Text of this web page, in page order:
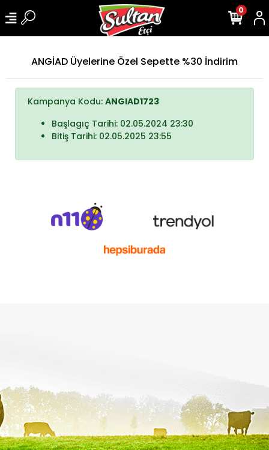
0
ANGİAD Üyelerine Özel Sepette %30 İndirim
Kampanya Kodu: ANGIAD1723
Başlagıç Tarihi: 02.05.2024 23:30
Bitiş Tarihi: 02.05.2025 23:55